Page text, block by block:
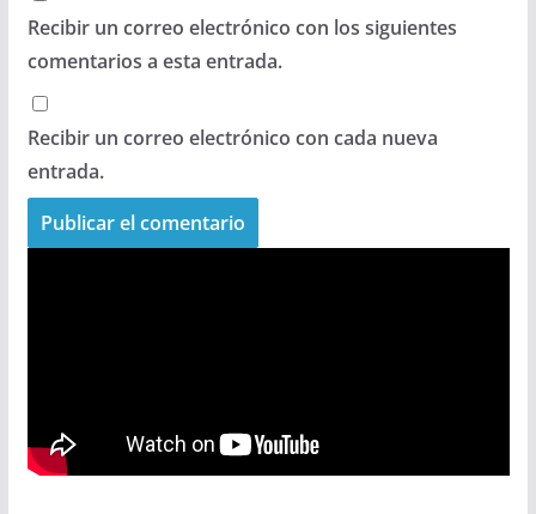
Recibir un correo electrónico con los siguientes
comentarios a esta entrada.
Recibir un correo electrónico con cada nueva
entrada.